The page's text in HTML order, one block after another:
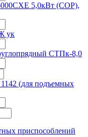
5,0кВт (COP),
ук
СТПк-8,0
(для подъемных
приспособлений